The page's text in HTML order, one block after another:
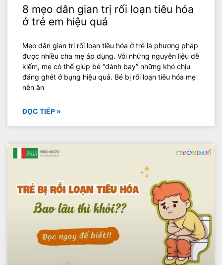
8 mẹo dân gian trị rối loạn tiêu hóa
ở trẻ em hiệu quả
Mẹo dân gian trị rối loạn tiêu hóa ở trẻ là phương pháp
được nhiều cha mẹ áp dụng. Với những nguyên liệu dễ
kiếm, mẹ có thể giúp bé “đánh bay” những khó chịu
đáng ghét ở bụng hiệu quả. Bé bị rối loạn tiêu hóa mẹ
nên ăn
ĐỌC TIẾP »